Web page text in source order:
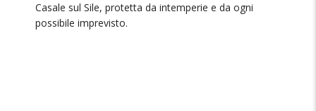
Casale sul Sile, protetta da intemperie e da ogni
possibile imprevisto.